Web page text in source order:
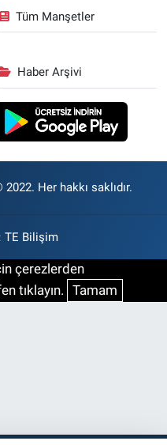
Tüm Manşetler
Haber Arşivi
Her hakkı saklıdır.
TE Bilişim
çerezlerden
tıklayın. Tamam